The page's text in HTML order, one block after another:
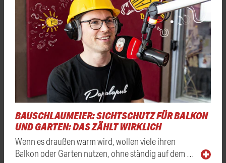
BAUSCHLAUMEIER: SICHTSCHUTZ FÜR BALKON
UND GARTEN: DAS ZÄHLT WIRKLICH
Wenn es draußen warm wird, wollen viele ihren
Balkon oder Garten nutzen, ohne ständig auf dem …